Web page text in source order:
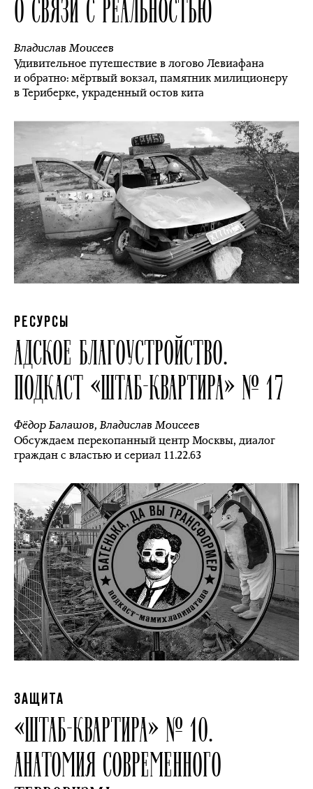
О СВЯЗИ С РЕАЛЬНОСТЬЮ
Владислав Моисеев
Удивительное путешествие в логово Левиафана
и обратно: мёртвый вокзал, памятник милиционеру
в Териберке, украденный остов кита
РЕСУРСЫ
АДСКОЕ БЛАГОУСТРОЙСТВО.
ПОДКАСТ «ШТАБ-КВАРТИРА» № 17
Фёдор Балашов,Владислав Моисеев
Обсуждаем перекопанный центр Москвы, диалог
граждан с властью и сериал 11.22.63
ЗАЩИТА
«ШТАБ-КВАРТИРА» № 10.
АНАТОМИЯ СОВРЕМЕННОГО